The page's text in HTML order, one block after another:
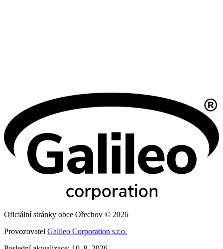
Oficiální stránky obce Ořechov © 2026
Provozovatel Galileo Corporation s.r.o.